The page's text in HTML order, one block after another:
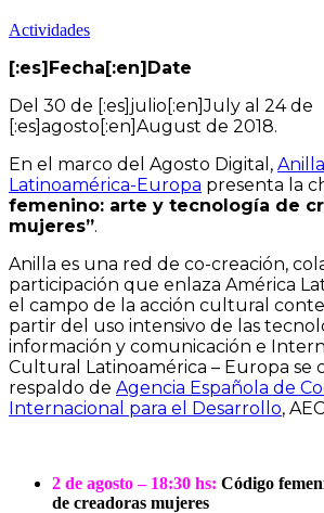
Actividades
[:es]Fecha[:en]Date
Del 30 de [:es]julio[:en]July al 24 de
[:es]agosto[:en]August de 2018.
En el marco del Agosto Digital,
Latinoamérica-Europa presenta la
femenino: arte y tecnología de
mujeres”.
Anilla es una red de co-creación,
participación que enlaza América
el campo de la acción cultural
partir del uso intensivo de las
información y comunicación e
Cultural Latinoamérica – Europa se
respaldo de Agencia Española de
Internacional para el Desarrollo,
2 de agosto – 18:30 hs: Código
de creadoras mujeres